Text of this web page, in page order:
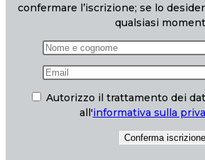
confermare l’iscrizione; se lo
qualsiasi
Autorizzo il trattamento dei
all'informativa sulla